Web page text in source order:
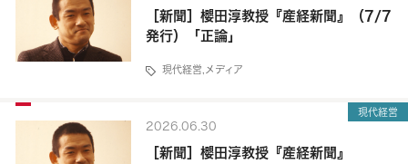
［新聞］櫻田淳教授『産経新聞』（7/7
発行）「正論」
現代経営 メディア
現代経営
2026.06.30
［新聞］櫻田淳教授『産経新聞』